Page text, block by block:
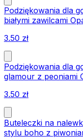
Podziękowania dla
białymi zawilcami
3.50 zł
Podziękowania dla
glamour z peoniami
3.50 zł
Buteleczki na
stylu boho z